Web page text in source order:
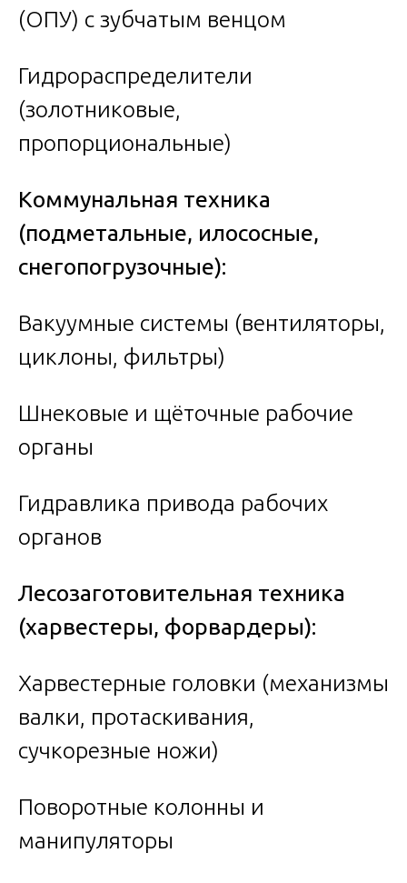
(ОПУ) с зубчатым венцом
Гидрораспределители
(золотниковые,
пропорциональные)
Коммунальная техника
(подметальные, илососные,
снегопогрузочные):
Вакуумные системы (вентиляторы,
циклоны, фильтры)
Шнековые и щёточные рабочие
органы
Гидравлика привода рабочих
органов
Лесозаготовительная техника
(харвестеры, форвардеры):
Харвестерные головки (механизмы
валки, протаскивания,
сучкорезные ножи)
Поворотные колонны и
манипуляторы